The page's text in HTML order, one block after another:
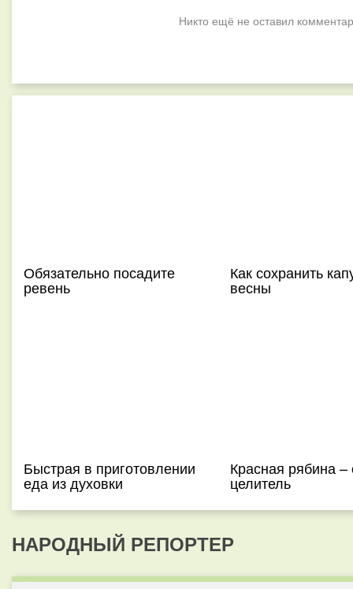
Никто ещё не оставил
Обязательно посадите
ревень
Как сохранить
весны
Быстрая в приготовлении
еда из духовки
Красная рябина –
целитель
НАРОДНЫЙ РЕПОРТЕР